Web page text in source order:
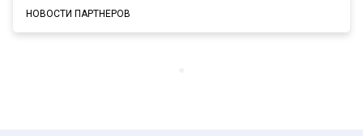
НОВОСТИ ПАРТНЕРОВ